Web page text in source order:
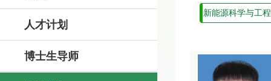
人才计划
博士生导师
新能源科学与工